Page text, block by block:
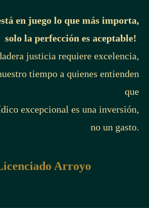
en juego lo que más importa,
solo la perfección es aceptable!
justicia requiere excelencia,
tiempo a quienes entienden
que
excepcional es una inversión,
no un gasto.
Arroyo